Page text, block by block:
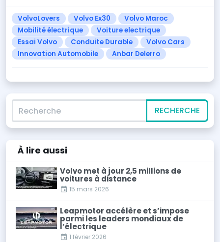
VolvoLovers Volvo Ex30
Volvo Maroc
Mobilité électrique
Voiture electrique
Essai Volvo
Conduite Durable
Volvo Cars
Innovation Automobile
Anbar Delerro
Recherche
RECHERCHE
À lire aussi
Volvo met à jour 2,5 millions de
voitures à distance
15 mars 2026
Leapmotor accélère et s’impose
parmi les leaders mondiaux de
l’électrique
1 février 2026